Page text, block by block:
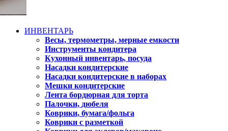
ИНВЕНТАРЬ
Весы, термометры, мерные емкости
Инструменты кондитера
Кухонный инвентарь, посуда
Насадки кондитерские
Насадки кондитерские в наборах
Мешки кондитерские
Лента бордюрная для торта
Палочки, дюбеля
Коврики, бумага/фольга
Коврики с разметкой